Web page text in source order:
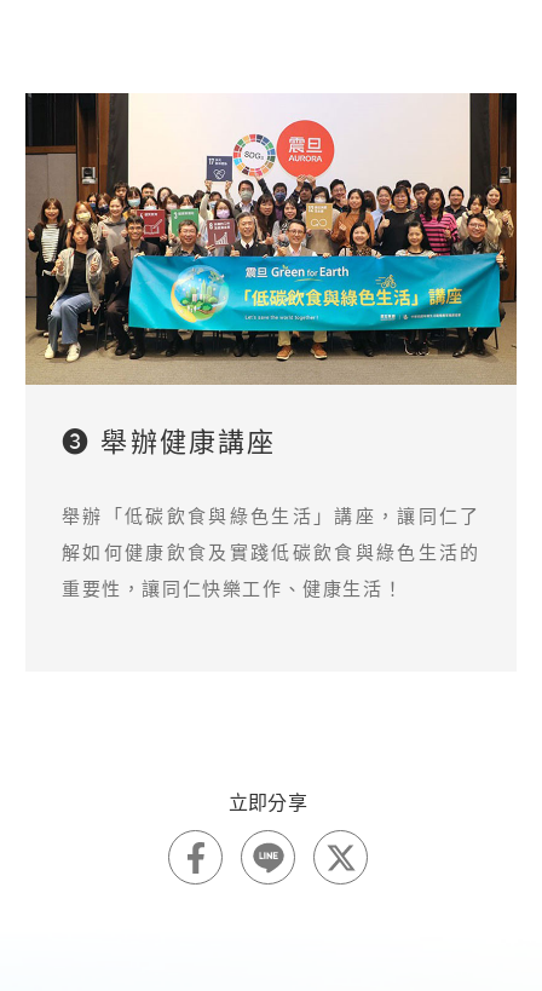
❸ 舉辦健康講座
舉辦「低碳飲食與綠色生活」講座，讓同仁了
解如何健康飲食及實踐低碳飲食與綠色生活的
重要性，讓同仁快樂工作、健康生活！